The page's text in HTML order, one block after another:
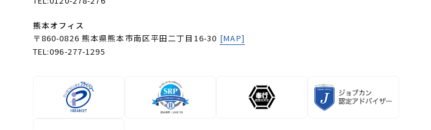
熊本オフィス
〒860-0826 熊本県熊本市南区平田二丁目16-30 [MAP]
TEL:096-277-1295